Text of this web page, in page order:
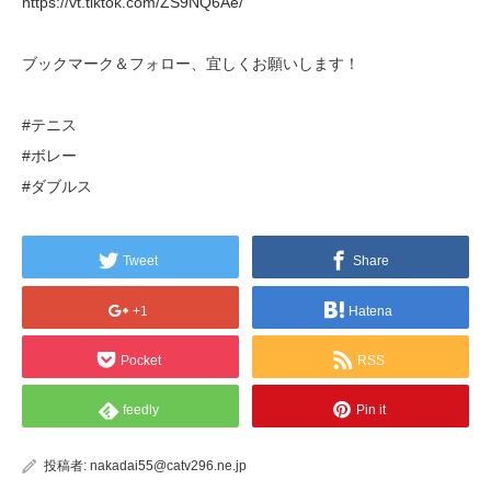
ブックマーク＆フォロー、宜しくお願いします！
#テニス
#ボレー
#ダブルス
Tweet Share
+1 Hatena
Pocket RSS
feedly Pin it
投稿者: nakadai55@catv296.ne.jp